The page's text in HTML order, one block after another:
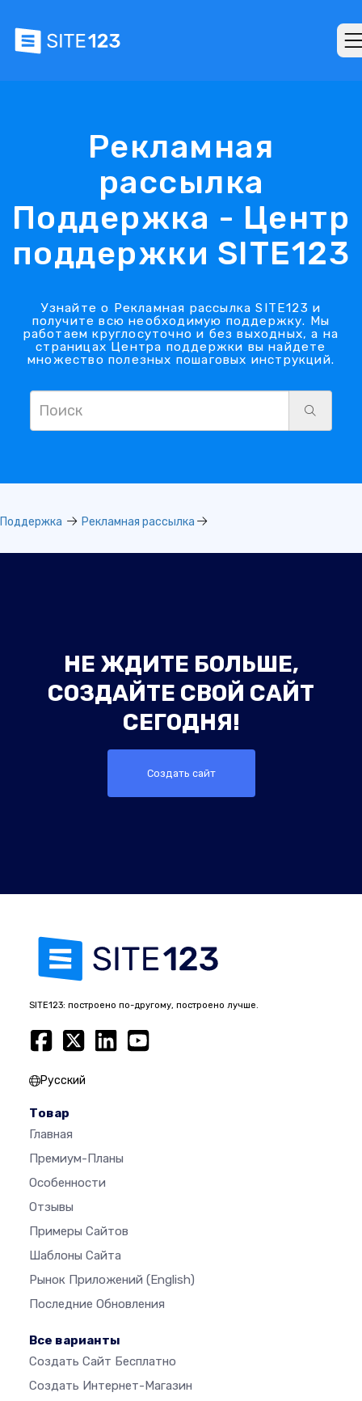
Рекламная
рассылка
Поддержка - Центр
поддержки SITE123
Узнайте о Рекламная рассылка SITE123 и
получите всю необходимую поддержку. Мы
работаем круглосуточно и без выходных, а на
страницах Центра поддержки вы найдете
множество полезных пошаговых инструкций.
Поддержка Рекламная рассылка
НЕ ЖДИТЕ БОЛЬШЕ,
СОЗДАЙТЕ СВОЙ САЙТ
СЕГОДНЯ!
Создать сайт
SITE123: построено по-другому, построено лучше.
Русский
Товар
Главная
Премиум-Планы
Особенности
Отзывы
Примеры Сайтов
Шаблоны Сайта
Рынок Приложений (English)
Последние Обновления
Все варианты
Создать Сайт Бесплатно
Создать Интернет-Магазин